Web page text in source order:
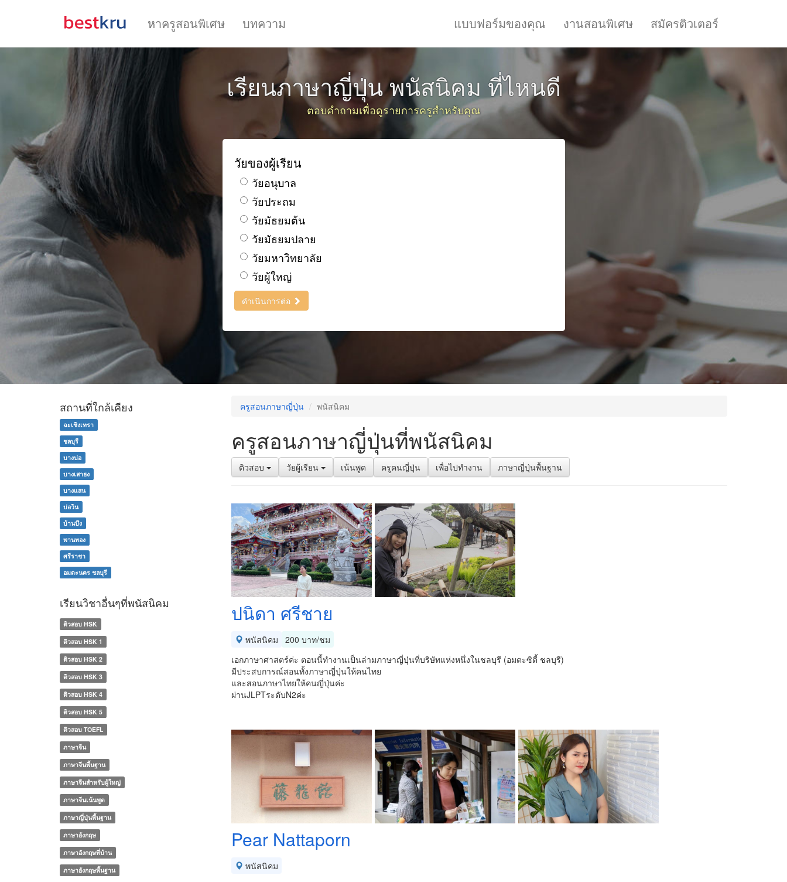
หาครูสอนพิเศษ บทความ แบบฟอร์มของคุณ งานสอนพิเศษ สมัครติวเตอร์
เรียนภาษาญี่ปุ่น พนัสนิคม ที่ไหนดี
ตอบคำถามเพื่อดูรายการครูสำหรับคุณ
วัยของผู้เรียน
วัยอนุบาล
วัยประถม
วัยมัธยมต้น
วัยมัธยมปลาย
วัยมหาวิทยาลัย
วัยผู้ใหญ่
ดำเนินการต่อ
ครูสอนภาษาญี่ปุ่น พนัสนิคม
ครูสอนภาษาญี่ปุ่นที่พนัสนิคม
ติวสอบ วัยผู้เรียน เน้นพูด ครูคนญี่ปุ่น เพื่อไปทำงาน ภาษาญี่ปุ่นพื้นฐาน
ปนิดา ศรีชาย
พนัสนิคม
200 บาท/ชม
เอกภาษาศาสตร์ค่ะ ตอนนี้ทำงานเป็นล่ามภาษาญี่ปุ่นที่บริษัทแห่งหนึ่งในชลบุรี (อมตะซิตี้ ชลบุรี)
มีประสบการณ์สอนทั้งภาษาญี่ปุ่นให้คนไทย
และสอนภาษาไทยให้คนญี่ปุ่นค่ะ
ผ่านJLPTระดับN2ค่ะ
Pear Nattaporn
พนัสนิคม
สถานที่ใกล้เคียง
ฉะเชิงเทรา
ชลบุรี
บางบ่อ
บางเสาธง
บางแสน
บ่อวิน
บ้านบึง
พานทอง
ศรีราชา
อมตะนคร ชลบุรี
เรียนวิชาอื่นๆที่พนัสนิคม
ติวสอบ HSK
ติวสอบ HSK 1
ติวสอบ HSK 2
ติวสอบ HSK 3
ติวสอบ HSK 4
ติวสอบ HSK 5
ติวสอบ TOEFL
ภาษาจีน
ภาษาจีนพื้นฐาน
ภาษาจีนสำหรับผู้ใหญ่
ภาษาจีนเน้นพูด
ภาษาญี่ปุ่นพื้นฐาน
ภาษาอังกฤษ
ภาษาอังกฤษที่บ้าน
ภาษาอังกฤษพื้นฐาน